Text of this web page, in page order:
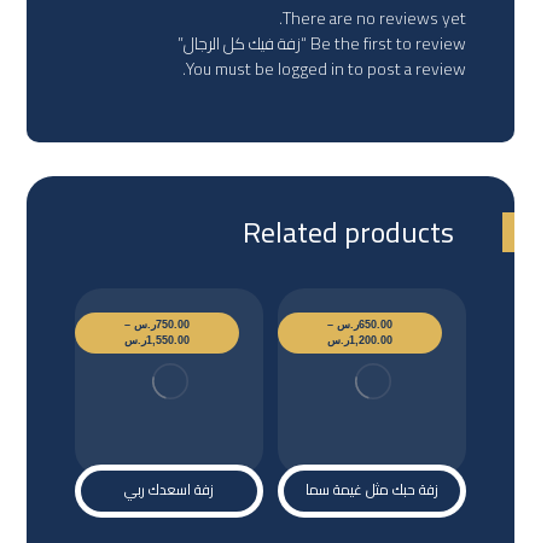
There are no reviews yet.
Be the first to review “زفة فيك كل الرجال”
You must belogged into post a review.
Related products
زفة حبك مثل غيمة سما
650.00ر.س –
1,200.00ر.س
زفة اسعدك ربي
750.00ر.س –
1,550.00ر.س